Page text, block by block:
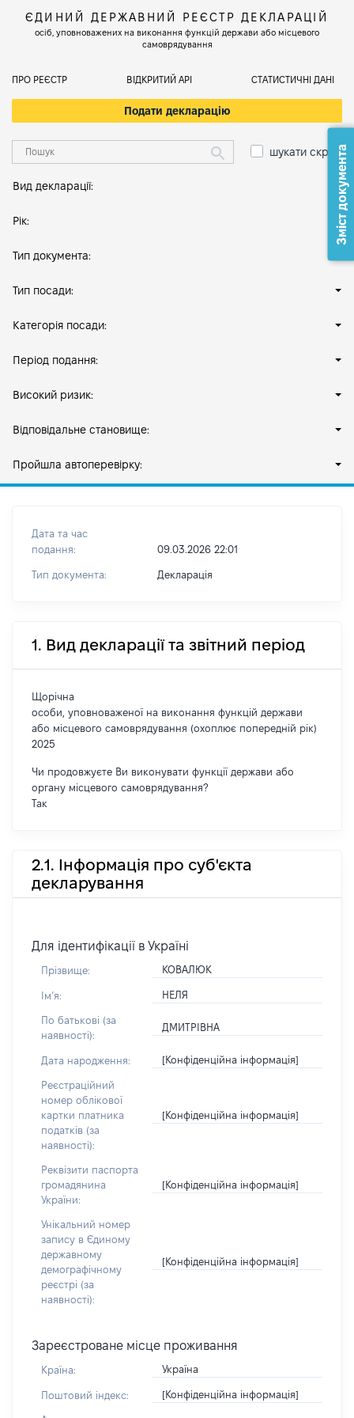
ЄДИНИЙ ДЕРЖАВНИЙ РЕЄСТР ДЕКЛАРАЦІЙ
осіб, уповноважених на виконання функцій держави або місцевого
самоврядування
ПРО РЕЄСТР ВІДКРИТИЙ АРІ СТАТИСТИЧНІ ДАНІ
Подати декларацію
шукати скрізь
Вид декларації:
Рік:
Тип документа:
Тип посади:
Категорія посади:
Період подання:
Високий ризик:
Відповідальне становище:
Пройшла автоперевірку:
Дата та час
подання:
09.03.2026 22:01
Тип документа: Декларація
1. Вид декларації та звітний період
Щорічна
особи, уповноваженої на виконання функцій держави
або місцевого самоврядування (охоплює попередній рік)
2025
Чи продовжуєте Ви виконувати функції держави або
органу місцевого самоврядування?
Так
2.1. Інформація про суб'єкта
декларування
Для ідентифікації в Україні
Прізвище: КОВАЛЮК
Імʼя: НЕЛЯ
По батькові (за
наявності):
ДМИТРІВНА
Дата народження: [Конфіденційна інформація]
Реєстраційний
номер облікової
картки платника
податків (за
наявності):
[Конфіденційна інформація]
Реквізити паспорта
громадянина
України:
[Конфіденційна інформація]
Унікальний номер
запису в Єдиному
державному
демографічному
реєстрі (за
наявності):
[Конфіденційна інформація]
Зареєстроване місце проживання
Країна: Україна
Поштовий індекс: [Конфіденційна інформація]
Зміст документа